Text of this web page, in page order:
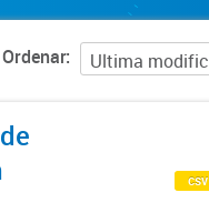
Ordenar
csv